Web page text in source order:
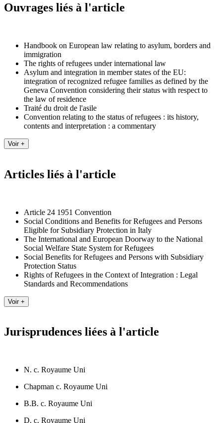
Ouvrages liés à l'article
Handbook on European law relating to asylum, borders and
immigration
The rights of refugees under international law
Asylum and integration in member states of the EU:
integration of recognized refugee families as defined by the
Geneva Convention considering their status with respect to
the law of residence
Traité du droit de l'asile
Convention relating to the status of refugees : its history,
contents and interpretation : a commentary
Articles liés à l'article
Article 24 1951 Convention
Social Conditions and Benefits for Refugees and Persons
Eligible for Subsidiary Protection in Italy
The International and European Doorway to the National
Social Welfare State System for Refugees
Social Benefits for Refugees and Persons with Subsidiary
Protection Status
Rights of Refugees in the Context of Integration : Legal
Standards and Recommendations
Jurisprudences liées à l'article
N. c. Royaume Uni
Chapman c. Royaume Uni
B.B. c. Royaume Uni
D. c. Royaume Uni